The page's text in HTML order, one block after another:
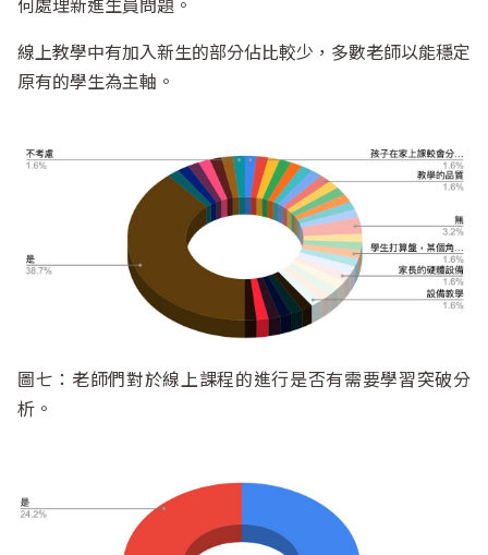
何處理新進生員問題。
線上教學中有加入新生的部分佔比較少，多數老師以能穩定
原有的學生為主軸。
圖七：老師們對於線上課程的進行是否有需要學習突破分
析。